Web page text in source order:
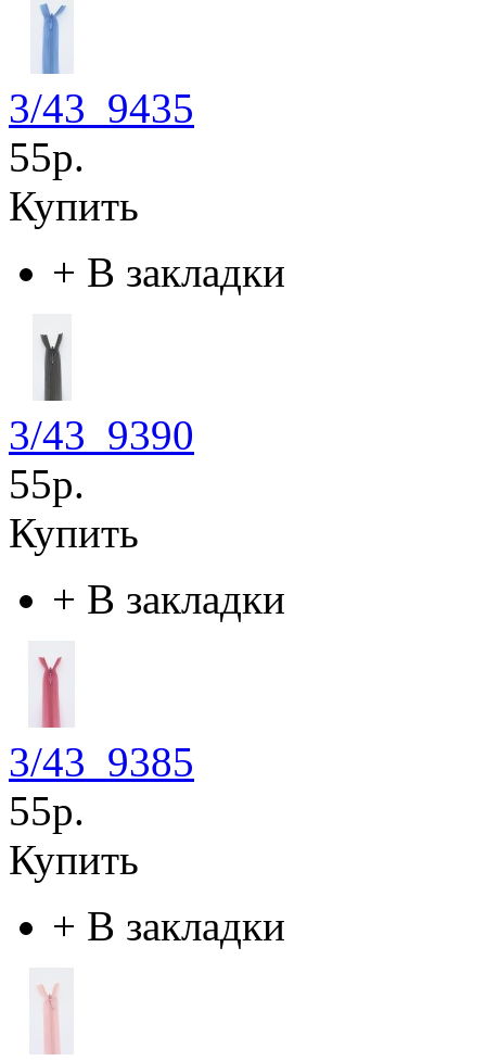
3/43_9435
55р.
Купить
+ В закладки
3/43_9390
55р.
Купить
+ В закладки
3/43_9385
55р.
Купить
+ В закладки